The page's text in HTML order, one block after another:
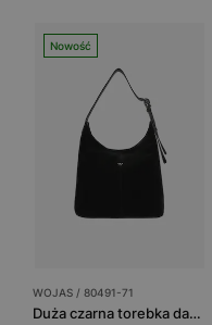
Nowość
WOJAS / 80491-71
Duża czarna torebka damska z łączonych skór